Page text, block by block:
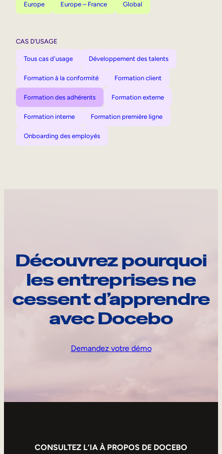
Europe Europe – France Global
CAS D’USAGE
Tous cas d'usage Développement des talents
Formation à la conformité Formation client
Formation des adhérents Formation externe
Formation interne Formation première ligne
Onboarding des employés
Découvrez pourquoi
les entreprises ne
cessent d’apprendre
avec Docebo
Demandez votre démo
CONSULTEZ L’IA À PROPOS DE DOCEBO